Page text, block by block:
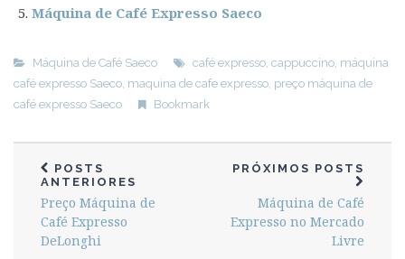
Máquina de Café Expresso Saeco
Máquina de Café Saeco café expresso, cappuccino, máquina
café expresso Saeco, maquina de cafe expresso, preço máquina de
café expresso Saeco
Bookmark
POSTS
ANTERIORES
Preço Máquina de
Café Expresso
DeLonghi
PRÓXIMOS POSTS
Máquina de Café
Expresso no Mercado
Livre